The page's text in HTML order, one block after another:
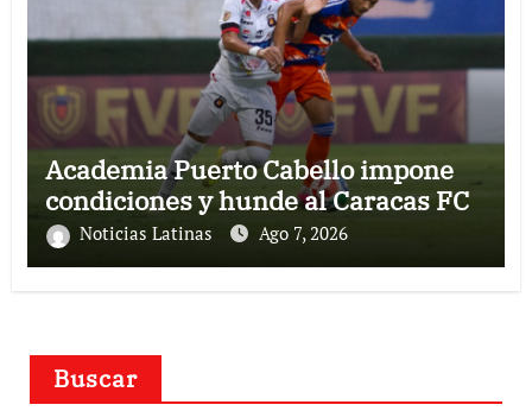
Academia Puerto Cabello impone
condiciones y hunde al Caracas FC
Noticias Latinas Ago 7, 2026
Buscar